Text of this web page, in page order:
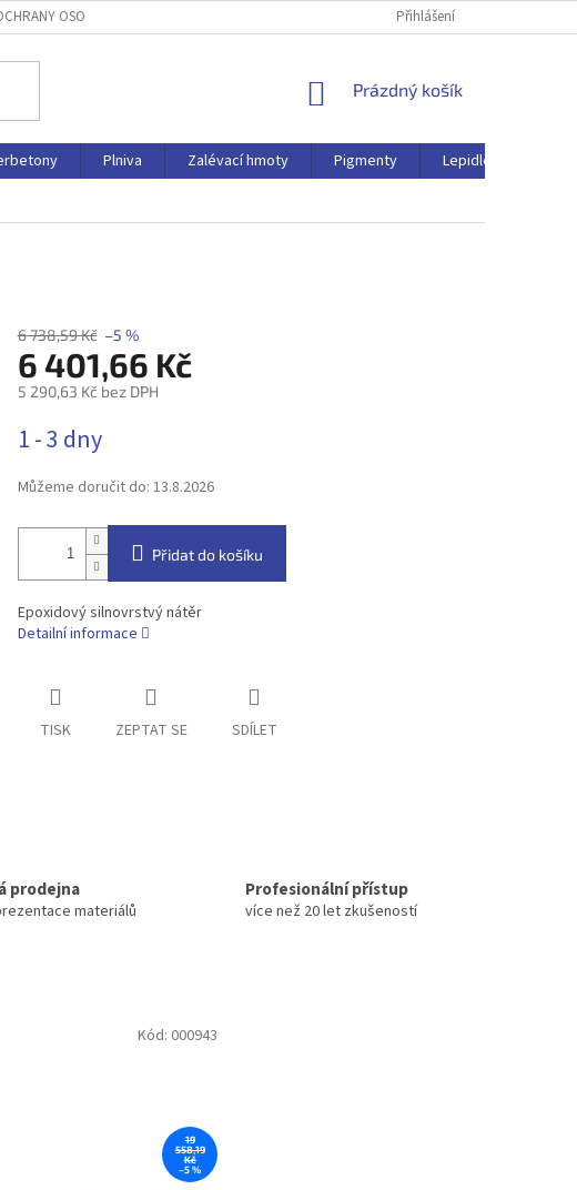
OSOBNÍCH ÚDAJŮ Přihlášení
NÁKUPNÍ
Prázdný košík
Plniva Zalévací hmoty Pigmenty Lepidlo
6 738,59 Kč –5 %
6 401,66 Kč
5 290,63 Kč bez DPH
cena:
1 - 3 dny
Můžeme doručit do: 13.8.2026
Přidat do košíku
Epoxidový silnovrstvý nátěr
Detailní informace
TISK ZEPTAT SE SDÍLET
prodejna
materiálů
Profesionální přístup
více než 20 let zkušeností
19
558,19
Kč
–5 %
Kód: 000943